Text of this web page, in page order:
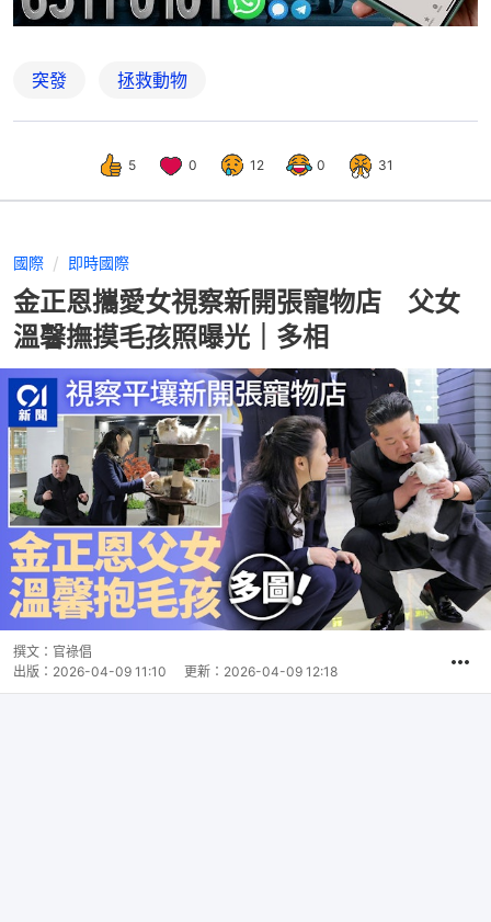
突發 拯救動物
5 0 12 0 31
國際 即時國際
金正恩攜愛女視察新開張寵物店 父女
溫馨撫摸毛孩照曝光｜多相
撰文： 官祿倡
出版： 2026-04-09 11:10 更新： 2026-04-09 12:18